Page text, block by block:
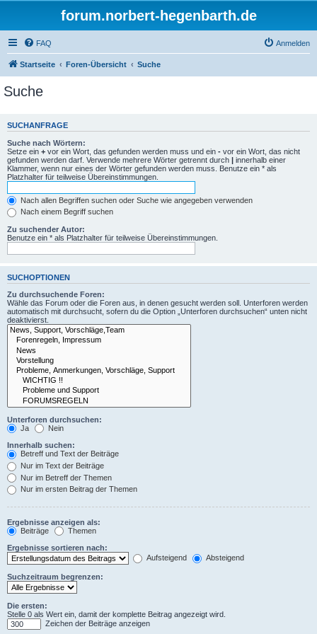
forum.norbert-hegenbarth.de
FAQ Anmelden
Startseite Foren-Übersicht Suche
Suche
SUCHANFRAGE
Suche nach Wörtern:
Setze ein + vor ein Wort, das gefunden werden muss und ein - vor ein Wort, das nicht
gefunden werden darf. Verwende mehrere Wörter getrennt durch | innerhalb einer
Klammer, wenn nur eines der Wörter gefunden werden muss. Benutze ein * als
Platzhalter für teilweise Übereinstimmungen.
Nach allen Begriffen suchen oder Suche wie angegeben verwenden
Nach einem Begriff suchen
Zu suchender Autor:
Benutze ein * als Platzhalter für teilweise Übereinstimmungen.
SUCHOPTIONEN
Zu durchsuchende Foren:
Wähle das Forum oder die Foren aus, in denen gesucht werden soll. Unterforen werden
automatisch mit durchsucht, sofern du die Option „Unterforen durchsuchen“ unten nicht
deaktivierst.
Unterforen durchsuchen:
Ja
Nein
Innerhalb suchen:
Betreff und Text der Beiträge
Nur im Text der Beiträge
Nur im Betreff der Themen
Nur im ersten Beitrag der Themen
Ergebnisse anzeigen als:
Beiträge
Themen
Ergebnisse sortieren nach:
Aufsteigend
Absteigend
Suchzeitraum begrenzen:
Die ersten:
Stelle 0 als Wert ein, damit der komplette Beitrag angezeigt wird.
Zeichen der Beiträge anzeigen